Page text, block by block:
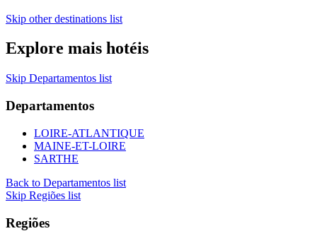
Skip other destinations list
Explore mais hotéis
Skip Departamentos list
Departamentos
LOIRE-ATLANTIQUE
MAINE-ET-LOIRE
SARTHE
Back to Departamentos list
Skip Regiões list
Regiões